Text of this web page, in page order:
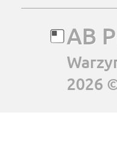
AB
2026